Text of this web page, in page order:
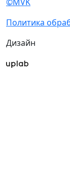
Политика
Дизайн